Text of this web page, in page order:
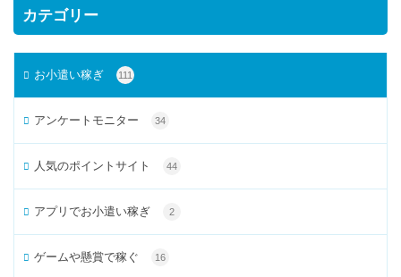
カテゴリー
お小遣い稼ぎ 111
アンケートモニター 34
人気のポイントサイト 44
アプリでお小遣い稼ぎ 2
ゲームや懸賞で稼ぐ 16